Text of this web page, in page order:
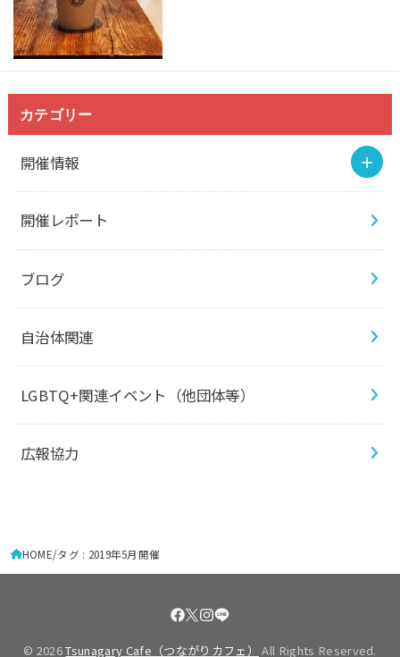
カテゴリー
開催情報
開催レポート
ブログ
自治体関連
LGBTQ+関連イベント（他団体等）
広報協力
HOME タグ : 2019年5月開催
© 2026Tsunagary Cafe（つながりカフェ） All Rights Reserved.